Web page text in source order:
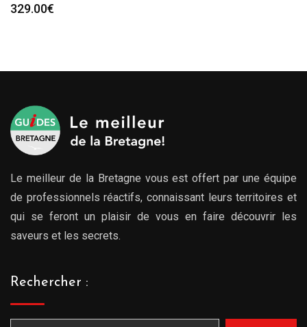
329.00€
Le meilleur de la Bretagne vous est offert par une équipe
de professionnels réactifs, connaissant leurs territoires et
qui se feront un plaisir de vous en faire découvrir les
saveurs et les secrets.
Rechercher :